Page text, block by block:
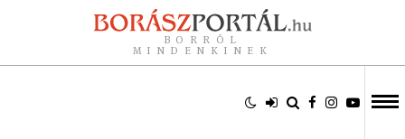
BORRÓL
MINDENKINEK